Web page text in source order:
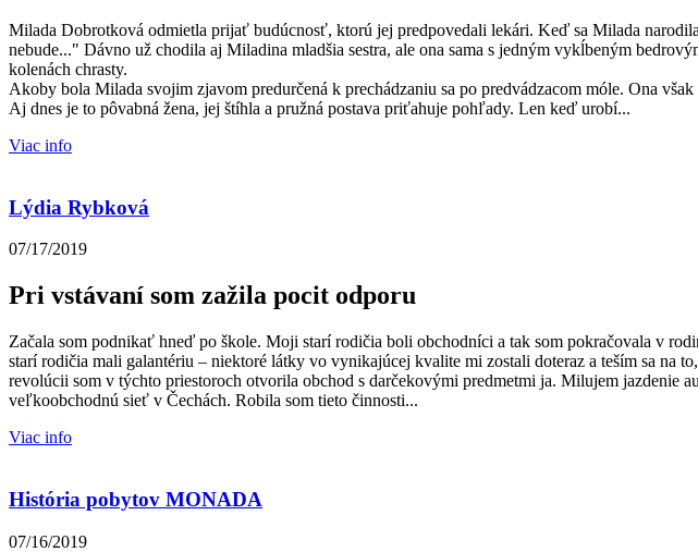
Milada Dobrotková odmietla prijať budúcnosť, ktorú jej predpovedali lekári. Keď sa Milada
nebude..." Dávno už chodila aj Miladina mladšia sestra, ale ona sama s jedným vykĺbeným
kolenách chrasty.
Akoby bola Milada svojim zjavom predurčená k prechádzaniu sa po predvádzacom móle. Ona
Aj dnes je to pôvabná žena, jej štíhla a pružná postava priťahuje pohľady. Len keď urobí...
Viac info
Lýdia Rybková
07/17/2019
Pri vstávaní som zažila pocit odporu
Začala som podnikať hneď po škole. Moji starí rodičia boli obchodníci a tak som pokračovala v
starí rodičia mali galantériu – niektoré látky vo vynikajúcej kvalite mi zostali doteraz a teším sa
revolúcii som v týchto priestoroch otvorila obchod s darčekovými predmetmi ja. Milujem jazdenie
veľkoobchodnú sieť v Čechách. Robila som tieto činnosti...
Viac info
História pobytov MONADA
07/16/2019